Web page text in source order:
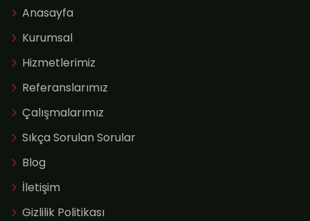
Anasayfa
Kurumsal
Hizmetlerimiz
Referanslarımız
Çalışmalarımız
Sıkça Sorulan Sorular
Blog
İletişim
Gizlilik Politikası